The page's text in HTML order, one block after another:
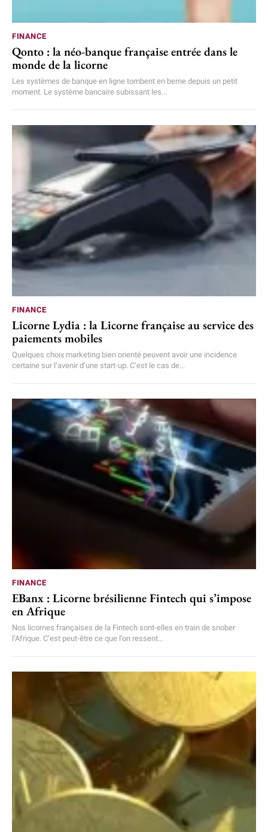
FINANCE
Qonto : la néo-banque française entrée dans le
monde de la licorne
Les systèmes de banque en ligne tombent en berne depuis un petit
moment. Le système bancaire subissant les...
FINANCE
Licorne Lydia : la Licorne française au service des
paiements mobiles
Quelques choix marketing bien orienté peuvent avoir une incidence
certaine sur l’avenir d’une start-up. C’est le cas de...
FINANCE
EBanx : Licorne brésilienne Fintech qui s’impose
en Afrique
Nos licornes françaises de la Fintech sont-elles en train de snober
l’Afrique. C’est peut-être ce que l’on ressent...